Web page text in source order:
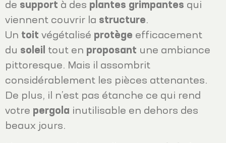
de support à des plantes grimpantes qui
viennent couvrir la structure.
Un toit végétalisé protège efficacement
du soleil tout en proposant une ambiance
pittoresque. Mais il assombrit
considérablement les pièces attenantes.
De plus, il n’est pas étanche ce qui rend
votre pergola inutilisable en dehors des
beaux jours.